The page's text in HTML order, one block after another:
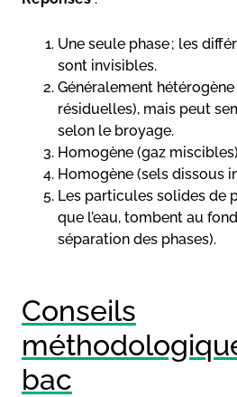
Une seule phase ; les
sont invisibles.
Généralement
résiduelles), mais peut
selon le broyage.
Homogène (gaz
Homogène (sels dissous
Les particules solides de
que l’eau, tombent au
séparation des phases).
Conseils
bac